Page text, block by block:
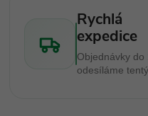
Rychlá
expedice
Objednávky do
odesíláme